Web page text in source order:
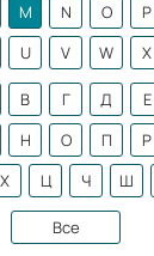
M N O P
U V W X
В Г Д Е
Н О П Р
Х Ц Ч Ш
Все